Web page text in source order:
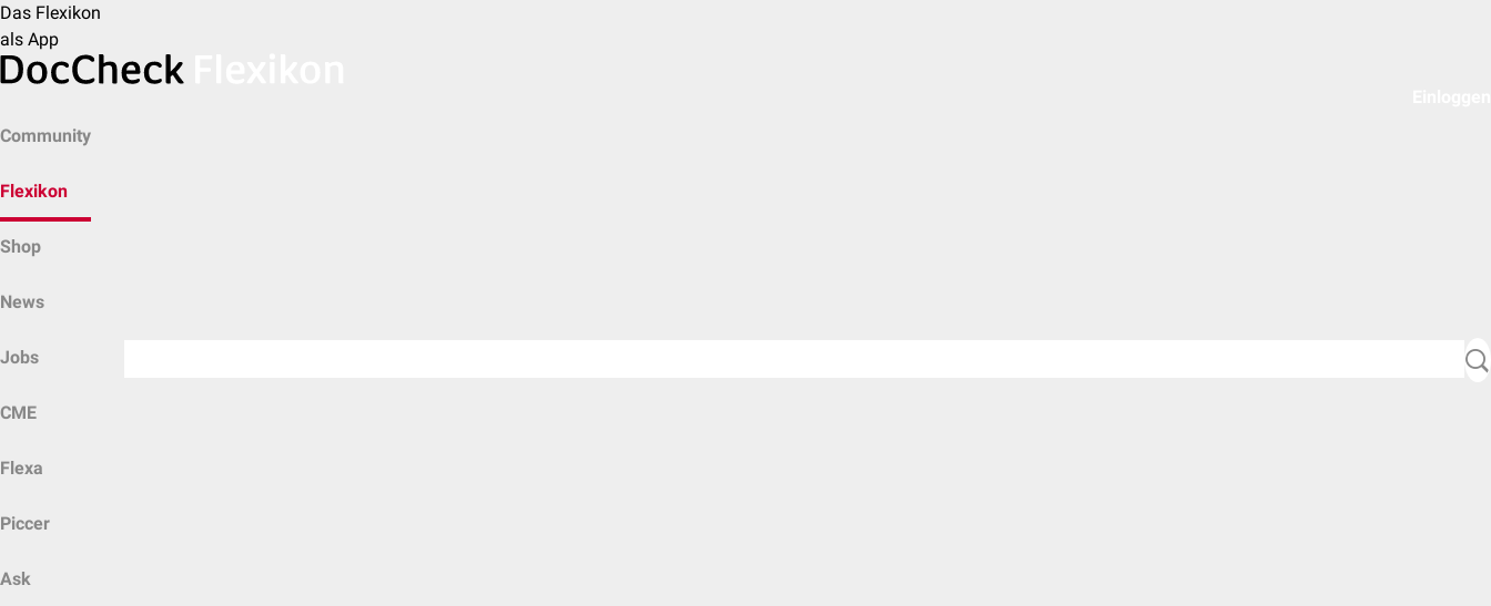
Das Flexikon
als App
Community
Flexikon
Shop
News
Jobs
CME
Flexa
Piccer
Ask